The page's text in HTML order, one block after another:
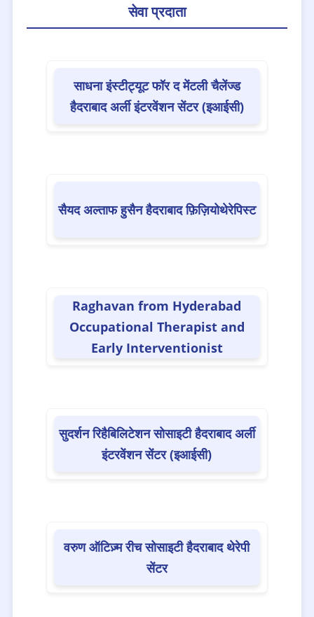
📌Early Intervention Centre(EIC)
📌Educational (188)
📌Financial and Legal Services(13)
📌Geneticist (14)
📌Gynecologist(36)
📌Home health services(36)
सेवा प्रदाता
साधना इंस्टीट्यूट फॉर द मेंटली चैलेंज्ड
हैदराबाद अर्ली इंटरवेंशन सेंटर (इआईसी)
सैयद अल्ताफ हुसैन हैदराबाद फ़िज़ियोथेरेपिस्ट
Raghavan from Hyderabad
Occupational Therapist and
Early Interventionist
सुदर्शन रिहैबिलिटेशन सोसाइटी हैदराबाद अर्ली
इंटरवेंशन सेंटर (इआईसी)
वरुण ऑटिज़्म रीच सोसाइटी हैदराबाद थेरेपी
सेंटर